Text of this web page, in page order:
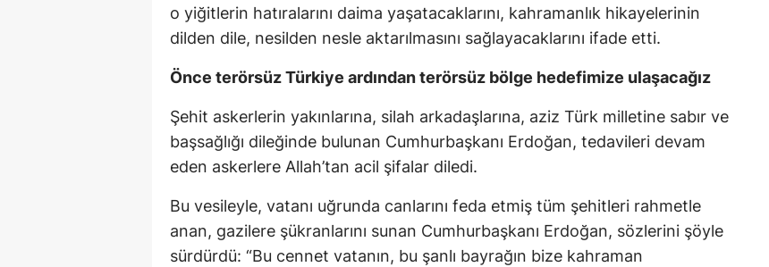
Konya
Kütahya
Malatya
Manisa
Kahramanmaraş
Muğla
o yiğitlerin hatıralarını daima yaşatacaklarını, kahramanlık hikayelerinin
dilden dile, nesilden nesle aktarılmasını sağlayacaklarını ifade etti.
Önce terörsüz Türkiye ardından terörsüz bölge hedefimize ulaşacağız
Şehit askerlerin yakınlarına, silah arkadaşlarına, aziz Türk milletine sabır ve
başsağlığı dileğinde bulunan Cumhurbaşkanı Erdoğan, tedavileri devam
eden askerlere Allah’tan acil şifalar diledi.
Bu vesileyle, vatanı uğrunda canlarını feda etmiş tüm şehitleri rahmetle
anan, gazilere şükranlarını sunan Cumhurbaşkanı Erdoğan, sözlerini şöyle
sürdürdü: “Bu cennet vatanın, bu şanlı bayrağın bize kahraman